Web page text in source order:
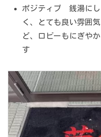
ポジティブ 銭湯にし
く、とても良い雰囲
ど、ロビーもにぎや
す